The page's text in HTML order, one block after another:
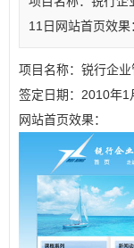
11日网站首页效果
项目名称：锐行企
签定日期：2010年1
网站首页效果：